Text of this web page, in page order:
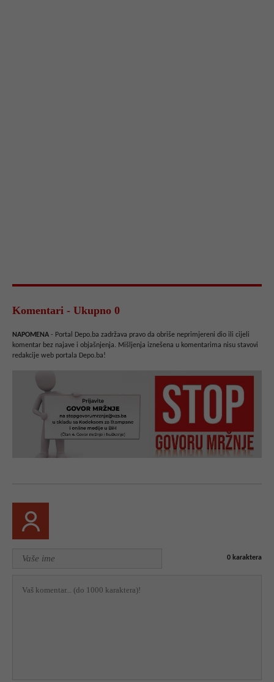
Komentari - Ukupno 0
NAPOMENA - Portal Depo.ba zadržava pravo da obriše neprimjereni dio ili cijeli
komentar bez najave i objašnjenja. Mišljenja iznešena u komentarima nisu stavovi
redakcije web portala Depo.ba!
0 karaktera